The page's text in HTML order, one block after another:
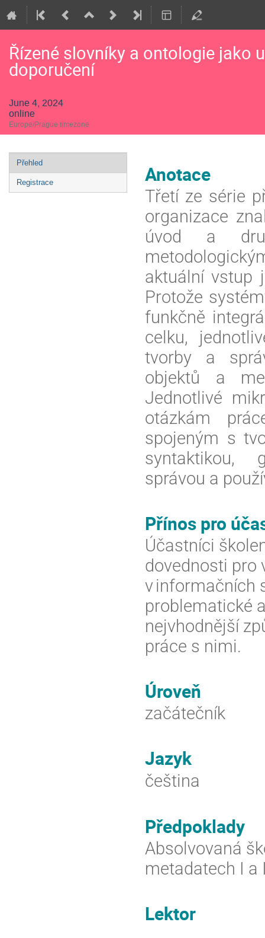
Řízené slovníky a ontologie jako
doporučení
June 4, 2024
online
Europe/Prague timezone
Event
menu
Přehled
Registrace Anotace
Třetí ze série
organizace
úvod a
aktuální vstup
Protože
funkčně
celku,
tvorby a
objektů a
Jednotlivé
otázkám
syntaktikou,
správou a
Přínos pro
Účastníci
dovednosti pro
v informačních
problematické
nejvhodnější
práce s nimi.
Úroveň
začátečník
Jazyk
čeština
Předpoklady
Absolvovaná
metadatech I a
Lektor